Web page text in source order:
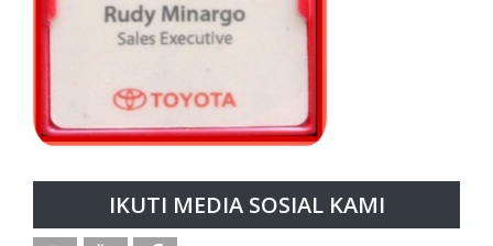
IKUTI MEDIA SOSIAL KAMI